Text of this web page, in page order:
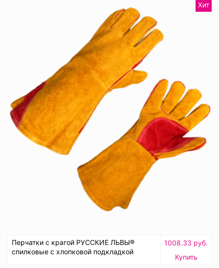
Хит
Перчатки с крагой РУССКИЕ ЛЬВЫ®
спилковые с хлопковой подкладкой
1008.33 руб.
Купить